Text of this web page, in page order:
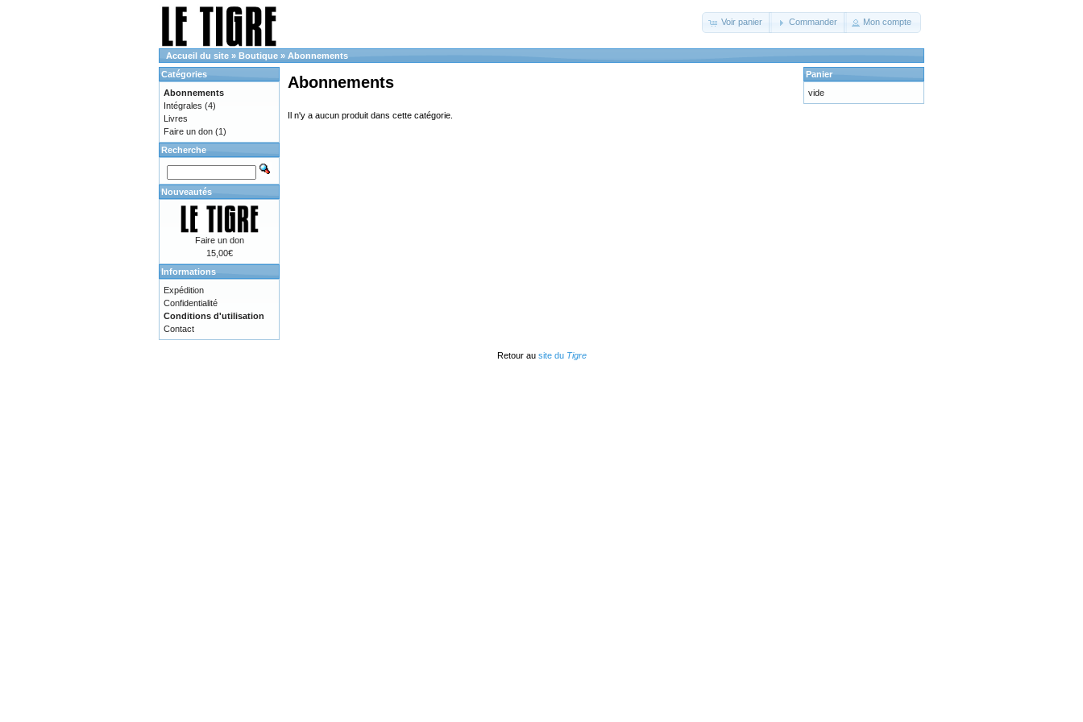
Voir panier Commander Mon compte
Accueil du site » Boutique » Abonnements
Abonnements
Il n'y a aucun produit dans cette catégorie.
Catégories
Abonnements
Intégrales (4)
Livres
Faire un don (1)
Recherche
Nouveautés
Faire un don
15,00€
Informations
Expédition
Confidentialité
Conditions d'utilisation
Contact
Panier
vide
Retour au site du Tigre